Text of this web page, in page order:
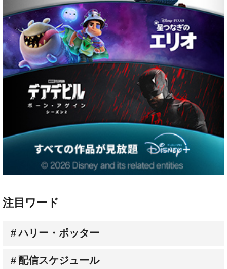
注目ワード
ハリー・ポッター
配信スケジュール
Prime Video